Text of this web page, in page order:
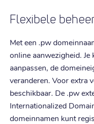
Flexibele
Met een .pw
online aanwezigheid.
aanpassen, de
veranderen. Voor extra
beschikbaar. De .pw
Internationalized
domeinnamen kunt